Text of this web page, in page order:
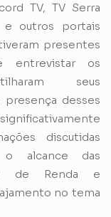
TV, TV Serra
e outros portais
presentes
entrevistar os
seus
desses
discutidas
alcance das
de Renda e
no tema